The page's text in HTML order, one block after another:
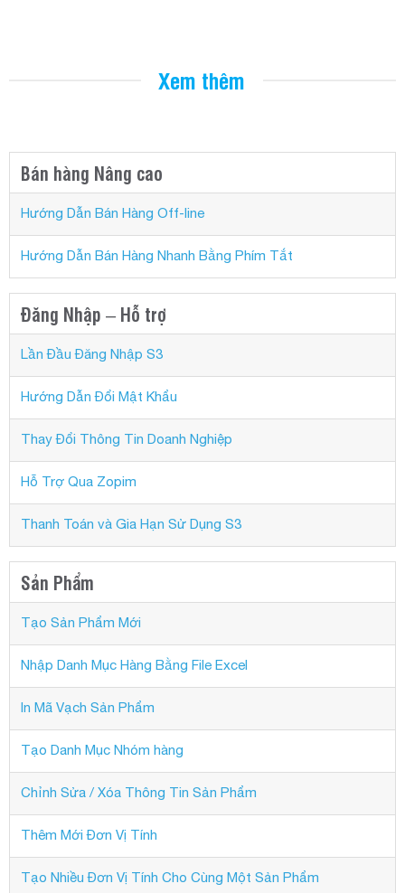
Xem thêm
Bán hàng Nâng cao
Hướng Dẫn Bán Hàng Off-line
Hướng Dẫn Bán Hàng Nhanh Bằng Phím Tắt
Đăng Nhập – Hỗ trợ
Lần Đầu Đăng Nhập S3
Hướng Dẫn Đổi Mật Khẩu
Thay Đổi Thông Tin Doanh Nghiệp
Hỗ Trợ Qua Zopim
Thanh Toán và Gia Hạn Sử Dụng S3
Sản Phẩm
Tạo Sản Phẩm Mới
Nhập Danh Mục Hàng Bằng File Excel
In Mã Vạch Sản Phẩm
Tạo Danh Mục Nhóm hàng
Chỉnh Sửa / Xóa Thông Tin Sản Phẩm
Thêm Mới Đơn Vị Tính
Tạo Nhiều Đơn Vị Tính Cho Cùng Một Sản Phẩm